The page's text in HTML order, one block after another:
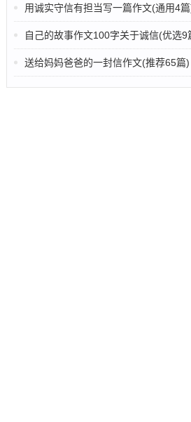
用诚实守信有担当写一篇作文(通用4
自己的故事作文100字关于诚信(优选9
送给妈妈爸爸的一封信作文(推荐65篇)